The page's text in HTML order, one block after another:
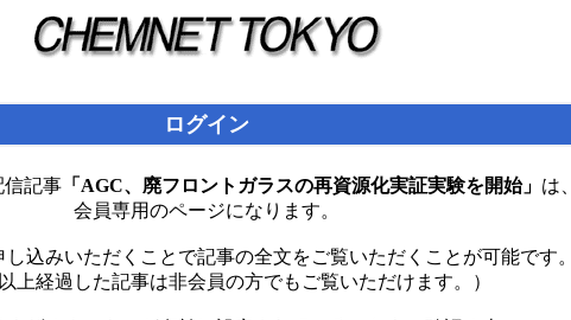
ログイン
信記事 「AGC、廃フロントガラスの再資源化実証実験を開始」 は、
会員専用のページになります。
込みいただくことで記事の全文をご覧いただくことが可能です。
以上経過した記事は非会員の方でもご覧いただけます。）